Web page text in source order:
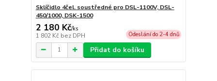
Sklíčidlo 4čel. soustředné pro DSL-1100V, DSL-
450/1000, DSK-1500
2 180 Kč/ks
1 802 Kč bez DPH Odeslání do 2-4 dnů
Přidat do košíku